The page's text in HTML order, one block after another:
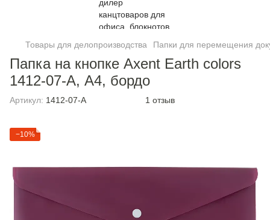
Товары для делопроизводства Папки для перемещения
Папка на кнопке Axent Earth colors
1412-07-A, А4, бордо
Артикул: 1412-07-A 1 отзыв
−10%